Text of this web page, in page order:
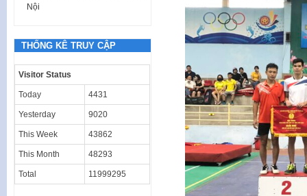
Nội
THỐNG KÊ TRUY CẬP
Visitor Status
Today 4431
Yesterday 9020
This Week 43862
This Month 48293
Total 11999295